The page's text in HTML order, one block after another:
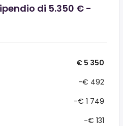
di 5.350 € -
€ 5 350
-€ 492
-€ 1 749
-€ 131